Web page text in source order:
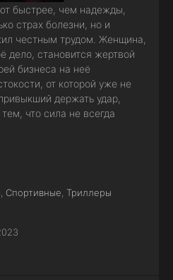
быстрее, чем надежды,
страх болезни, но и
честным трудом. Женщина,
дело, становится жертвой
бизнеса на неё
от которой уже не
держать удар,
что сила не всегда
Спортивные Триллеры